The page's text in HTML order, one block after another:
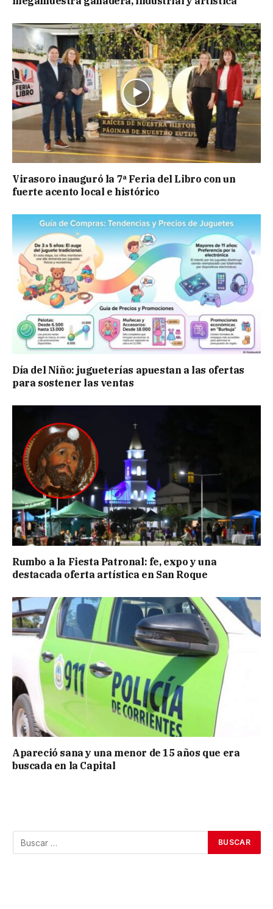
Virasoro inauguró la 7ª Feria del Libro con un
fuerte acento local e histórico
Día del Niño: jugueterías apuestan a las ofertas
para sostener las ventas
Rumbo a la Fiesta Patronal: fe, expo y una
destacada oferta artística en San Roque
Apareció sana y una menor de 15 años que era
buscada en la Capital